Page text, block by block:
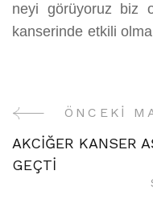
neyi görüyoruz biz
kanserinde etkili
Yazı
Gezinme
ÖNCEKI
AKCİĞER KANSER
GEÇTİ